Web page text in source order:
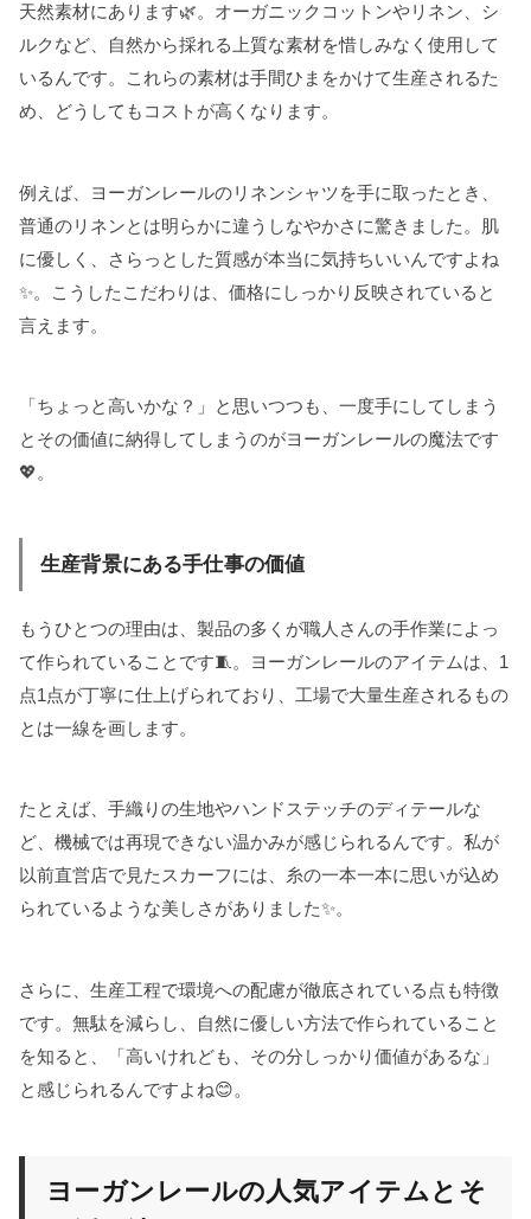
天然素材にあります🌿。オーガニックコットンやリネン、シ
ルクなど、自然から採れる上質な素材を惜しみなく使用して
いるんです。これらの素材は手間ひまをかけて生産されるた
め、どうしてもコストが高くなります。
例えば、ヨーガンレールのリネンシャツを手に取ったとき、
普通のリネンとは明らかに違うしなやかさに驚きました。肌
に優しく、さらっとした質感が本当に気持ちいいんですよね
✨。こうしたこだわりは、価格にしっかり反映されていると
言えます。
「ちょっと高いかな？」と思いつつも、一度手にしてしまう
とその価値に納得してしまうのがヨーガンレールの魔法です
💖。
生産背景にある手仕事の価値
もうひとつの理由は、製品の多くが職人さんの手作業によっ
て作られていることです🧵。ヨーガンレールのアイテムは、1
点1点が丁寧に仕上げられており、工場で大量生産されるもの
とは一線を画します。
たとえば、手織りの生地やハンドステッチのディテールな
ど、機械では再現できない温かみが感じられるんです。私が
以前直営店で見たスカーフには、糸の一本一本に思いが込め
られているような美しさがありました✨。
さらに、生産工程で環境への配慮が徹底されている点も特徴
です。無駄を減らし、自然に優しい方法で作られていること
を知ると、「高いけれども、その分しっかり価値があるな」
と感じられるんですよね😊。
ヨーガンレールの人気アイテムとそ